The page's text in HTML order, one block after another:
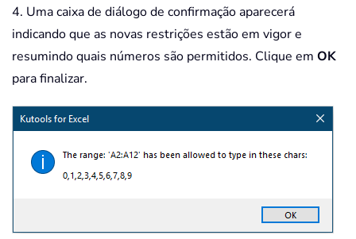
4. Uma caixa de diálogo de confirmação aparecerá
indicando que as novas restrições estão em vigor e
resumindo quais números são permitidos. Clique em OK
para finalizar.